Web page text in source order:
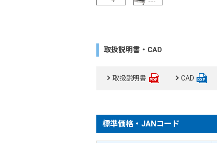
取扱説明書・CAD
取扱説明書 CAD
標準価格・JANコード